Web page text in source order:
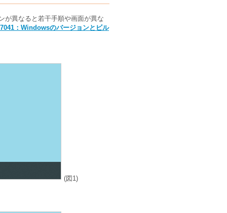
が異なると若干手順や画面が異な
：Windowsのバージョンとビル
(図1)